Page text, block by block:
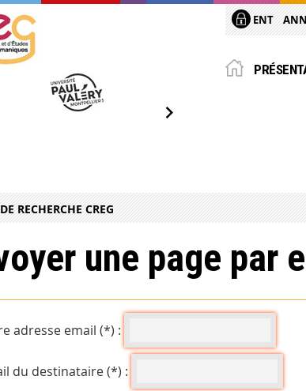
ENT
RECHERCHE CREG
une page par
adresse email (*) :
du destinataire (*) :